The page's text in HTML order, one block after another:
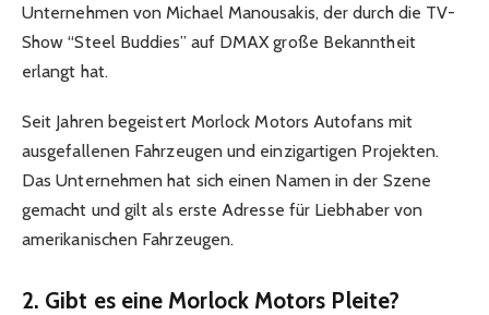
Unternehmen von Michael Manousakis, der durch die TV-
Show “Steel Buddies” auf DMAX große Bekanntheit
erlangt hat.
Seit Jahren begeistert Morlock Motors Autofans mit
ausgefallenen Fahrzeugen und einzigartigen Projekten.
Das Unternehmen hat sich einen Namen in der Szene
gemacht und gilt als erste Adresse für Liebhaber von
amerikanischen Fahrzeugen.
2. Gibt es eine Morlock Motors Pleite?